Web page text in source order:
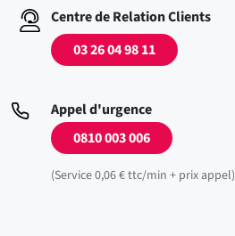
Centre de Relation Clients
03 26 04 98 11
Appel d'urgence
0810 003 006
(Service 0,06 € ttc/min + prix appel)